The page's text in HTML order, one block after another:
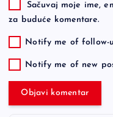
Sačuvaj moje ime,
za buduće komentare.
Notify me of follow-
Notify me of new